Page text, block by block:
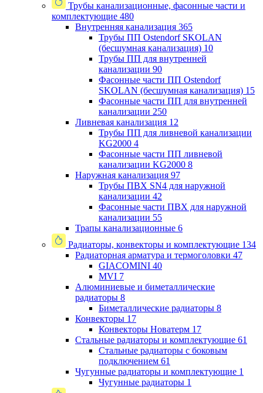
Трубы канализационные, фасонные части и
комплектующие 480
Внутренняя канализация 365
Трубы ПП Ostendorf SKOLAN
(бесшумная канализация) 10
Трубы ПП для внутренней
канализации 90
Фасонные части ПП Ostendorf
SKOLAN (бесшумная канализация) 15
Фасонные части ПП для внутренней
канализации 250
Ливневая канализация 12
Трубы ПП для ливневой канализации
KG2000 4
Фасонные части ПП ливневой
канализации KG2000 8
Наружная канализация 97
Трубы ПВХ SN4 для наружной
канализации 42
Фасонные части ПВХ для наружной
канализации 55
Трапы канализационные 6
Радиаторы, конвекторы и комплектующие 134
Радиаторная арматура и термоголовки 47
GIACOMINI 40
MVI 7
Алюминиевые и биметаллические
радиаторы 8
Биметаллические радиаторы 8
Конвекторы 17
Конвекторы Новатерм 17
Стальные радиаторы и комплектующие 61
Стальные радиаторы с боковым
подключением 61
Чугунные радиаторы и комплектующие 1
Чугунные радиаторы 1